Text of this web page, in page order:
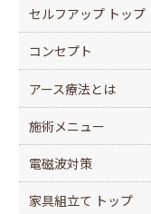
セルフアップ トップ
コンセプト
アース療法とは
施術メニュー
電磁波対策
家具組立て トップ